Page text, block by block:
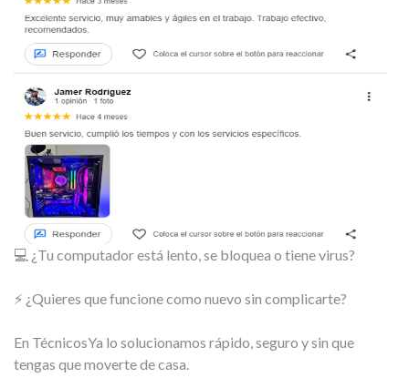
💻 ¿Tu computador está lento, se bloquea o tiene virus?
⚡ ¿Quieres que funcione como nuevo sin complicarte?
En TécnicosYa lo solucionamos rápido, seguro y sin que
tengas que moverte de casa.